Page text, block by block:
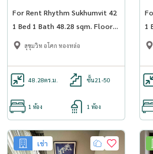
For Rent Rhythm Sukhumvit 42
1 Bed 1 Bath 48.28 sqm. Floor
31 BTS Ekkamai - OJ_037_RT42
สุขุมวิท อโศก ทองหล่อ
48.28ตร.ม. ชั้น21-50
1 ห้อง 1 ห้อง
1
เช่า